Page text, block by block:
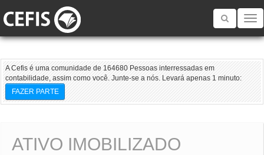
Toggle
A Cefis é uma comunidade de 164680 Pessoas interressadas em
contabilidade, assim como você. Junte-se a nós. Levará apenas 1 minuto:
FAZER PARTE
ATIVO IMOBILIZADO